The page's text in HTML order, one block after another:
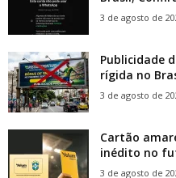
3 de agosto de
Publicidade
rígida no
3 de agosto de
Cartão
inédito no
3 de agosto de